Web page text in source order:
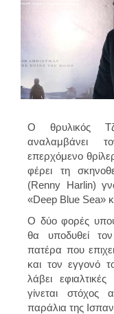
Ο θρυλικός
αναλαμβάνει
επερχόμενο
φέρει τη
(Renny Harlin)
«Deep Blue Sea»
Ο δύο φορές
θα υποδυθεί
πατέρα που
και τον εγγονό
λάβει
γίνεται στόχος
παράλια της